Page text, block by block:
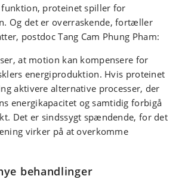
funktion, proteinet spiller for
Og det er overraskende, fortæller
postdoc Tang Cam Phung Pham:
at motion kan kompensere for
energiproduktion. Hvis proteinet
aktivere alternative processer, der
energikapacitet og samtidig forbigå
Det er sindssygt spændende, for det
virker på at overkomme
behandlinger